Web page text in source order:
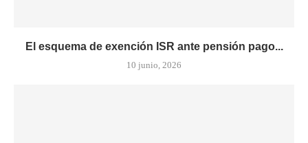
El esquema de exención ISR ante pensión pago...
10 junio, 2026